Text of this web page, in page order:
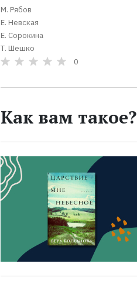
М. Рябов
Е. Невская
Е. Сорокина
Т. Шешко
0
Как вам такое?